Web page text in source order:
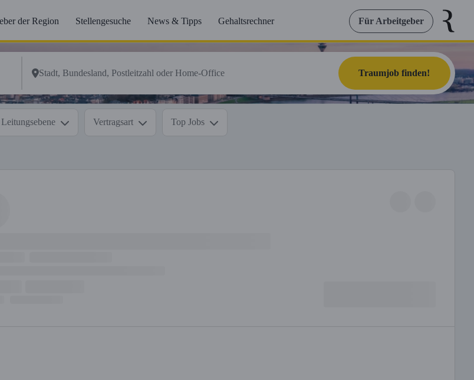
der Region Stellengesuche News & Tipps Gehaltsrechner Für Arbeitgeber
Traumjob finden!
Leitungsebene Vertragsart Top Jobs